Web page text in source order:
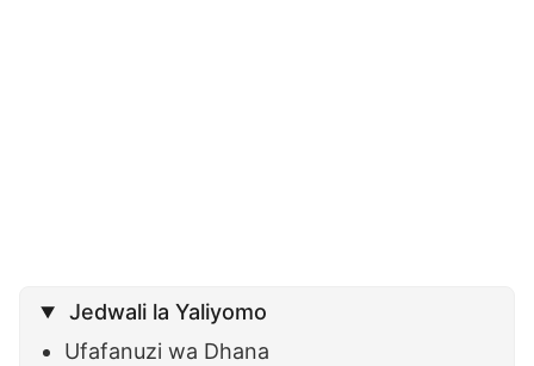
Jedwali la Yaliyomo
Ufafanuzi wa Dhana